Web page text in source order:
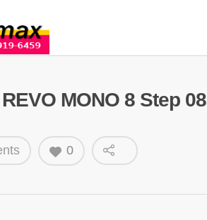
MONO 8 Step 08
0